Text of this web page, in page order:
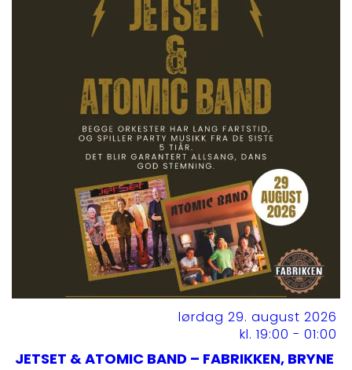
lørdag 29. august 2026
kl. 19:00 - 01:00
JETSET & ATOMIC BAND – FABRIKKEN, BRYNE